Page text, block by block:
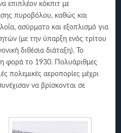
επιπλέον κόκπιτ με
πυροβόλου, καθώς και
ασύρματο και εξοπλισμό για
(με την ύπαρξη ενός τρίτου
διθέσια διάταξη). Το
φορά το 1930. Πολυάριθμες
πολεμικές αεροπορίες μέχρι
να βρίσκονται σε